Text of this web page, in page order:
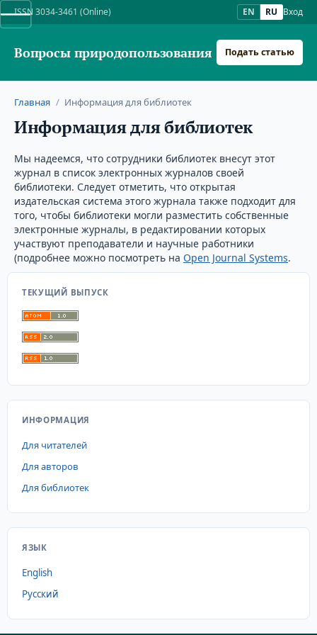
ISSN 3034-3461 (Online) EN RU Вход
Вопросы природопользования Подать статью
Главная / Информация для библиотек
Информация для библиотек
Мы надеемся, что сотрудники библиотек внесут этот
журнал в список электронных журналов своей
библиотеки. Следует отметить, что открытая
издательская система этого журнала также подходит для
того, чтобы библиотеки могли разместить собственные
электронные журналы, в редактировании которых
участвуют преподаватели и научные работники
(подробнее можно посмотреть на Open Journal Systems.
ТЕКУЩИЙ ВЫПУСК
ИНФОРМАЦИЯ
Для читателей
Для авторов
Для библиотек
ЯЗЫК
English
Русский